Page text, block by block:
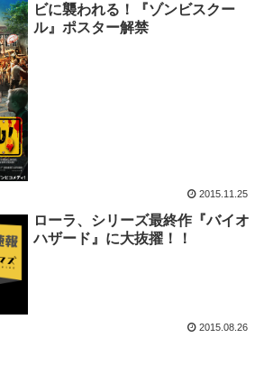
ビに襲われる！『ゾンビスクー
ル』ポスター解禁
2015.11.25
ローラ、シリーズ最終作『バイオ
ハザード』に大抜擢！！
2015.08.26